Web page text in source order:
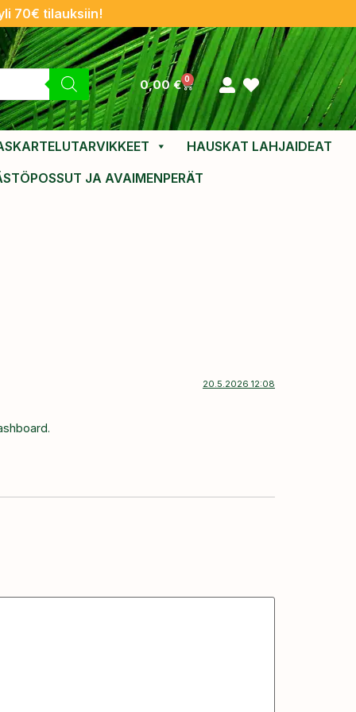
70€ tilauksiin!
0,00€ 0
HAUSKAT LAHJAIDEAT
JA AVAIMENPERÄT
20.5.2026 12:08